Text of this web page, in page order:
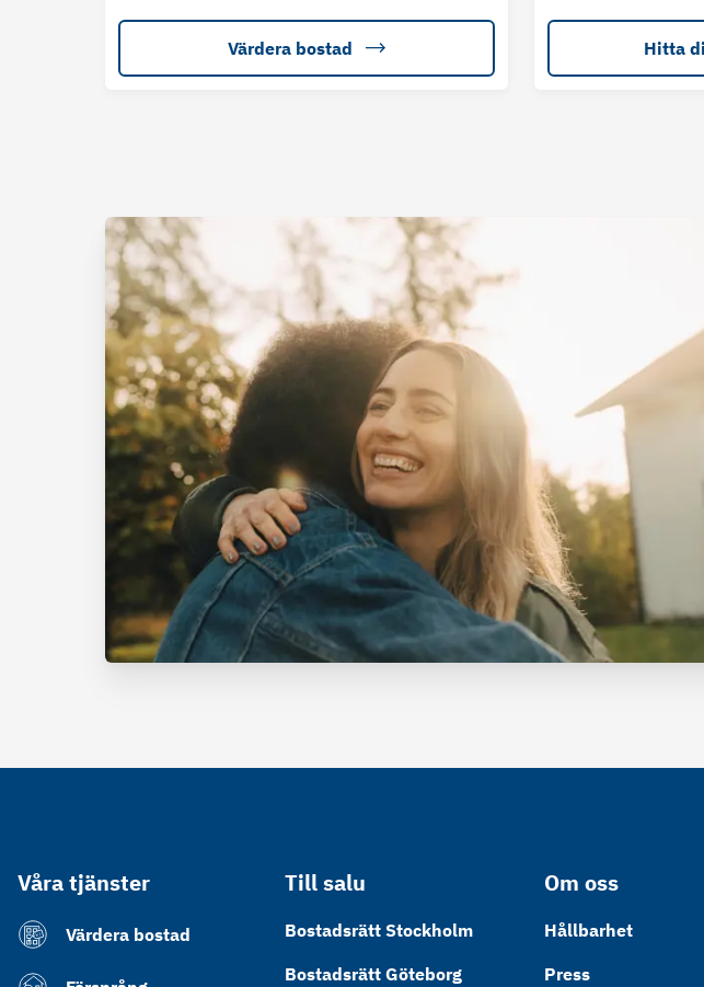
Värdera bostad Hitta
Våra tjänster
Värdera bostad
Till salu
Bostadsrätt Stockholm
Bostadsrätt Göteborg
Om oss
Hållbarhet
Press